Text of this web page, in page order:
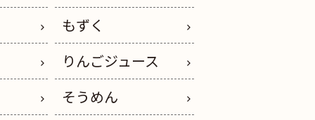
もずく
りんごジュース
そうめん